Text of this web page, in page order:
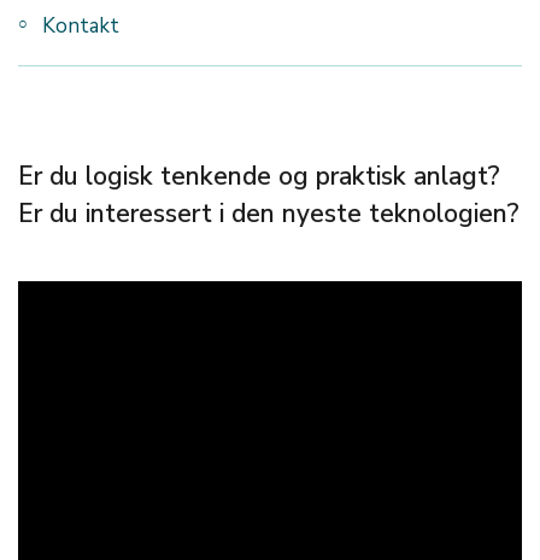
Kontakt
Er du logisk tenkende og praktisk anlagt?
Er du interessert i den nyeste teknologien?